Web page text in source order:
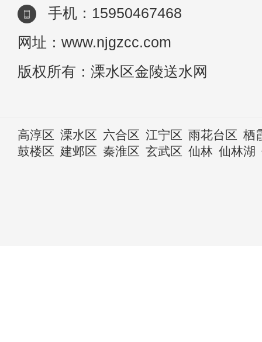
手机：15950467468
网址：www.njgzcc.com
版权所有：溧水区金陵送水网
高淳区 溧水区 六合区 江宁区 雨花台区 栖
鼓楼区 建邺区 秦淮区 玄武区 仙林 仙林湖